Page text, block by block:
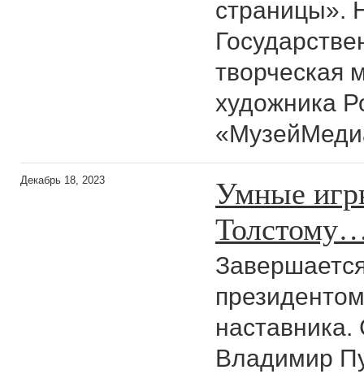
страницы».
творческая
художника
Декабрь 18, 2023
Умные
Владимир